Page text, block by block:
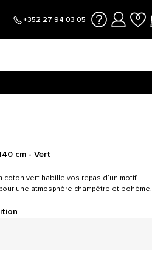
+352 27 94 03 05
cm - Vert
vert habille vos repas d’un motif
une atmosphère champêtre et bohème.